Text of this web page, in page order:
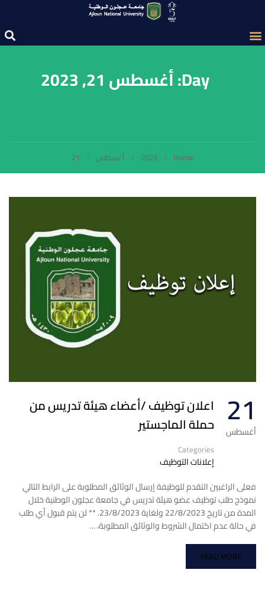
Day: أغسطس 21, 2023
Home
2023 أغسطس 21
21
أغسطس
اعلان توظيف /أعضاء هيئة تدريس من
حملة الماجستير
Categories
إعلانات التوظيف
فعلى الراغبين التقدم للوظيفة إرسال الوثائق المطلوبة على الرابط التالي
نموذج طلب توظيف عضو هيئة تدريس في جامعة عجلون الوطنية خلال
المدة من تاريخ 22/8/2023 ولغاية 23/8/2023. ** لن يتم قبول أي طلب
في حالة عدم اكتمال الشروط والوثائق المطلوبة، …
READ MORE